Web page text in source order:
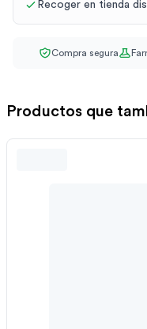
Recoger en tienda
Compra segura
Productos que